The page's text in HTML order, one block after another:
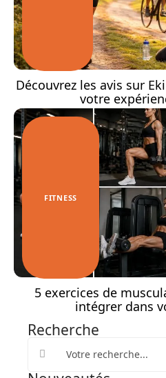
Découvrez les avis sur
votre
FITNESS
5 exercices de
intégrer dans
Recherche